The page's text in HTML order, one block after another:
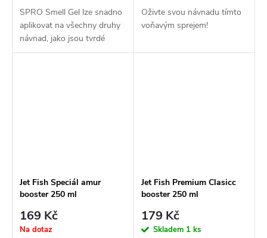
SPRO Smell Gel lze snadno
aplikovat na všechny druhy
návnad, jako jsou tvrdé
návnady, měkké návnady a
Oživte svou návnadu tímto
voňavým sprejem!
Jet Fish Speciál amur
booster 250 ml
169 Kč
Na dotaz
Jet Fish Premium Clasicc
booster 250 ml
179 Kč
Skladem 1 ks